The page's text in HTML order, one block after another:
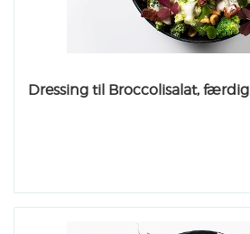
Dressing til Broccolisalat, færdig